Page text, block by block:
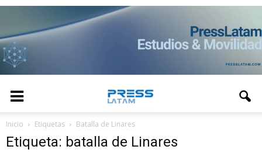
Inicio Etiquetas Batalla de Linares
Etiqueta: batalla de Linares